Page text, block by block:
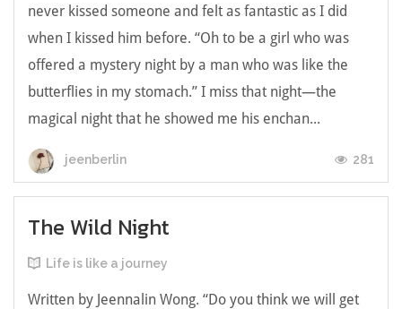
never kissed someone and felt as fantastic as I did
when I kissed him before. “Oh to be a girl who was
offered a mystery night by a man who was like the
butterflies in my stomach.” I miss that night—the
magical night that he showed me his enchan...
jeenberlin 281
The Wild Night
Life is like a journey
Written by Jeennalin Wong. “Do you think we will get